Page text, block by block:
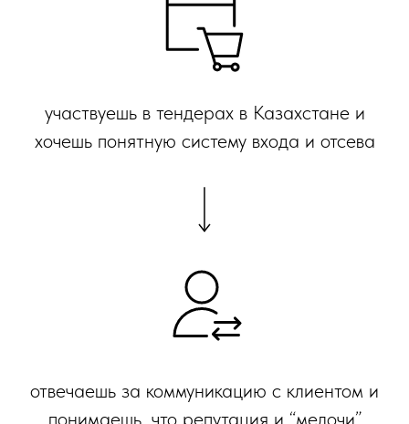
участвуешь в тендерах в Казахстане и
хочешь понятную систему входа и отсева
отвечаешь за коммуникацию с клиентом и
понимаешь, что репутация и “мелочи”